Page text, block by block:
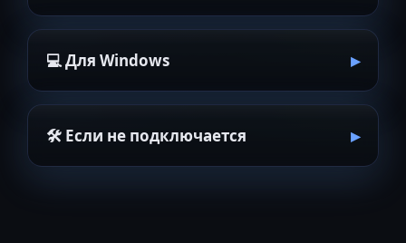
💻 Для Windows
🛠 Если не подключается